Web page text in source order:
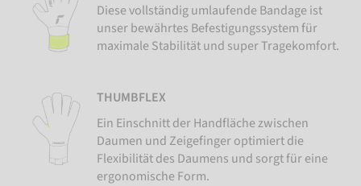
Diese vollständig umlaufende Bandage ist
unser bewährtes Befestigungssystem für
maximale Stabilität und super Tragekomfort.
THUMBFLEX
Ein Einschnitt der Handfläche zwischen
Daumen und Zeigefinger optimiert die
Flexibilität des Daumens und sorgt für eine
ergonomische Form.